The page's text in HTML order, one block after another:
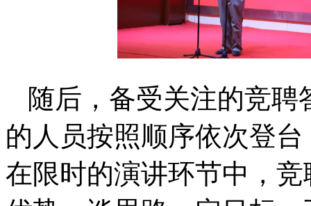
随后，备受关注的竞
的人员按照顺序依次登
在限时的演讲环节中，